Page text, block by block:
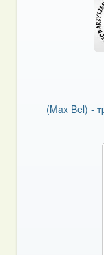
(Max Bel) -